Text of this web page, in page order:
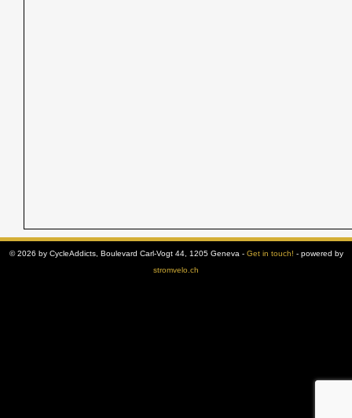
© 2026 by CycleAddicts, Boulevard Carl-Vogt 44, 1205 Geneva - Get in touch! - powered by
stromvelo.ch